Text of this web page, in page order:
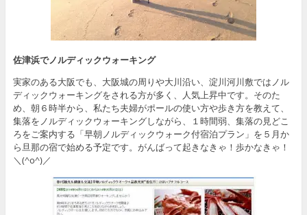
佐津浜でノルディックウォーキング
実家のある大阪でも、大阪城の周りや大川沿い、淀川河川敷ではノル
ディックウォーキングをされる方が多く、人気上昇中です。そのた
め、朝６時半から、私たち夫婦がポールの使い方や歩き方を教えて、
集落をノルディックウォーキングしながら、１時間弱、集落の見どこ
ろをご案内する「早朝ノルディックウォーク付宿泊プラン」を５月か
ら旦那の宿で始める予定です。がんばって起きなきゃ！歩かなきゃ！
＼(^o^)／